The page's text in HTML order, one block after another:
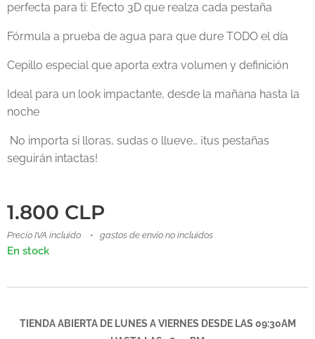
perfecta para ti: Efecto 3D que realza cada pestaña
Fórmula a prueba de agua para que dure TODO el día
Cepillo especial que aporta extra volumen y definición
Ideal para un look impactante, desde la mañana hasta la
noche
No importa si lloras, sudas o llueve… ¡tus pestañas
seguirán intactas!
1.800 CLP
Precio IVA incluido gastos de envío no incluidos
En stock
TIENDA ABIERTA DE LUNES A VIERNES DESDE LAS 09:30AM